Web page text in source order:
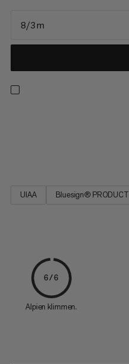
8/3 m
UIAA Bluesign® PRODUCT
6/6
Alpien klimmen.